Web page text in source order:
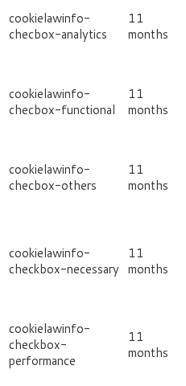
cookielawinfo-
checbox-analytics
11
months
cookielawinfo-
checbox-functional
11
months
cookielawinfo-
checbox-others
11
months
cookielawinfo-
checkbox-necessary
11
months
cookielawinfo-
checkbox-
performance
11
months